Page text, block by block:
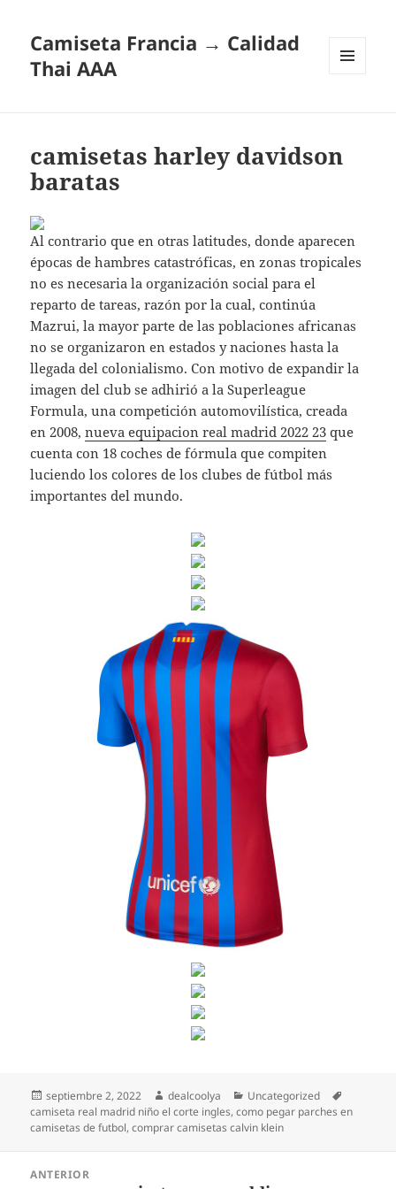
Camiseta Francia → Calidad
Thai AAA
camisetas harley davidson
baratas
Al contrario que en otras latitudes, donde aparecen
épocas de hambres catastróficas, en zonas tropicales
no es necesaria la organización social para el
reparto de tareas, razón por la cual, continúa
Mazrui, la mayor parte de las poblaciones africanas
no se organizaron en estados y naciones hasta la
llegada del colonialismo. Con motivo de expandir la
imagen del club se adhirió a la Superleague
Formula, una competición automovilística, creada
en 2008,nueva equipacion real madrid 2022 23 que
cuenta con 18 coches de fórmula que compiten
luciendo los colores de los clubes de fútbol más
importantes del mundo.
Publicado
el
septiembre 2, 2022 Autor
dealcoolya Categorías
Uncategorized
camiseta real madrid niño el corte ingles,como pegar parches en
camisetas de futbol,comprar camisetas calvin klein
ANTERIOR